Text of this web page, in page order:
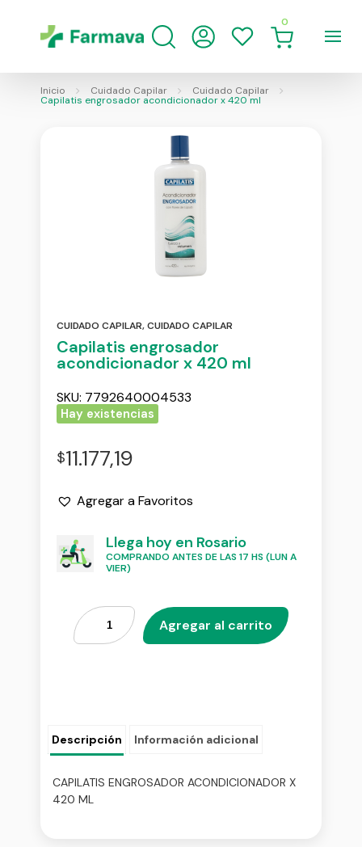
0
Inicio Cuidado Capilar Cuidado Capilar
Capilatis engrosador acondicionador x 420 ml
CUIDADO CAPILAR,CUIDADO CAPILAR
Capilatis engrosador
acondicionador x 420 ml
SKU: 7792640004533
Hay existencias
$11.177,19
Agregar a Favoritos
Llega hoy en Rosario
COMPRANDO ANTES DE LAS 17 HS (LUN A
VIER)
Agregar al carrito
Descripción Información adicional
CAPILATIS ENGROSADOR ACONDICIONADOR X
420 ML